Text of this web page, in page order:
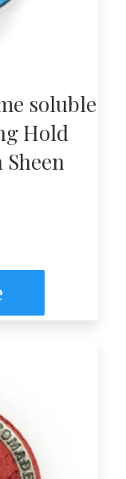
soluble
Hold